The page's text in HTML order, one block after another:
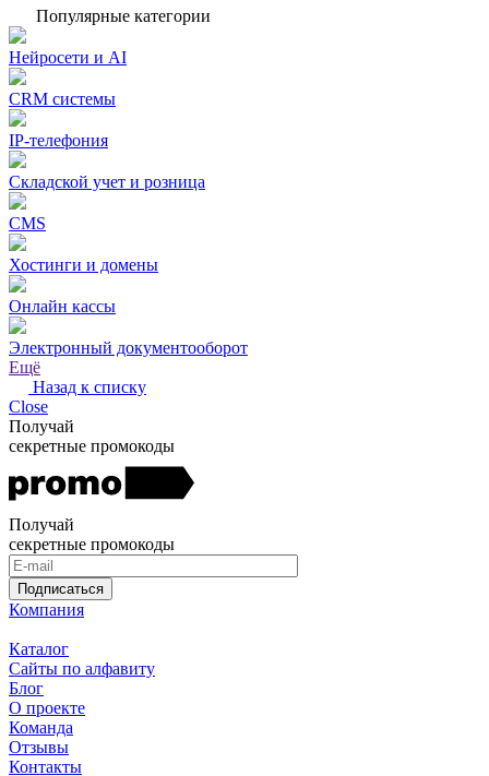
Популярные категории
Нейросети и AI
CRM системы
IP-телефония
Складской учет и розница
CMS
Хостинги и домены
Онлайн кассы
Электронный документооборот
Ещё
Назад к списку
Close
Получай
секретные промокоды
Получай
секретные промокоды
Подписаться
Компания
Каталог
Сайты по алфавиту
Блог
О проекте
Команда
Отзывы
Контакты